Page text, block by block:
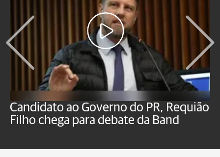
Candidato ao Governo do PR, Requião
Filho chega para debate da Band